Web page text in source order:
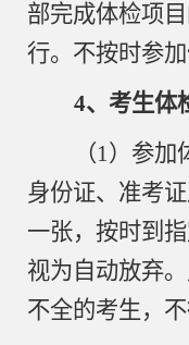
部完成体检项
行。不按时参
4、考生体
（1）参加
身份证、准考
一张，按时到
视为自动放弃
不全的考生，不